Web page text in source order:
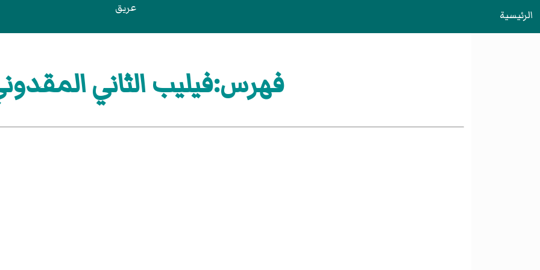
الرئيسية عريق
فهرس:فيليب الثاني